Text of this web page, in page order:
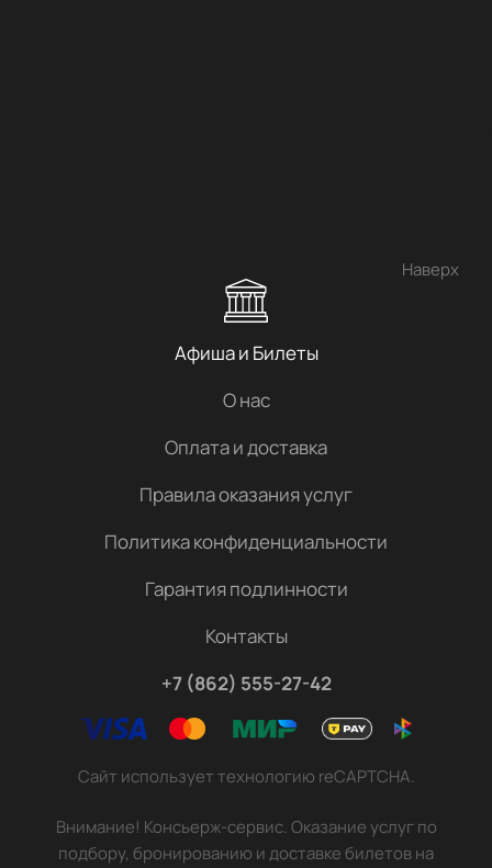
Наверх
Афиша и Билеты
О нас
Оплата и доставка
Правила оказания услуг
Политика конфиденциальности
Гарантия подлинности
Контакты
+7 (862) 555-27-42
Сайт использует технологию reCAPTCHA.
Внимание! Консьерж-сервис. Оказание услуг по
подбору, бронированию и доставке билетов на